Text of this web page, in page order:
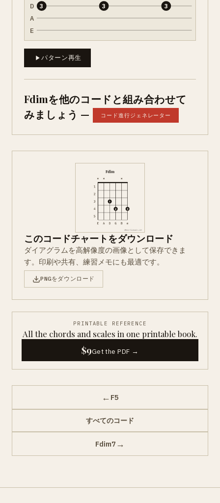
D
A
E
3 3 3
パターン再生
Fdimを他のコードと組み合わせて
みましょう —
コード進行ジェネレーター
このコードチャートをダウンロード
ダイアグラムを高解像度の画像として保存できま
す。印刷や共有、練習メモにも最適です。
PNGをダウンロード
PRINTABLE REFERENCE
All the chords and scales in one printable book.
$9Get the PDF →
← F5
すべてのコード
Fdim7 →